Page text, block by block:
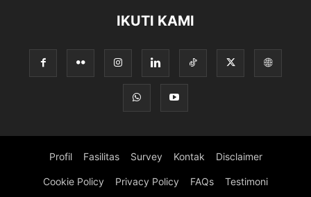
IKUTI KAMI
Profil Fasilitas Survey Kontak Disclaimer
Cookie Policy Privacy Policy FAQs Testimoni